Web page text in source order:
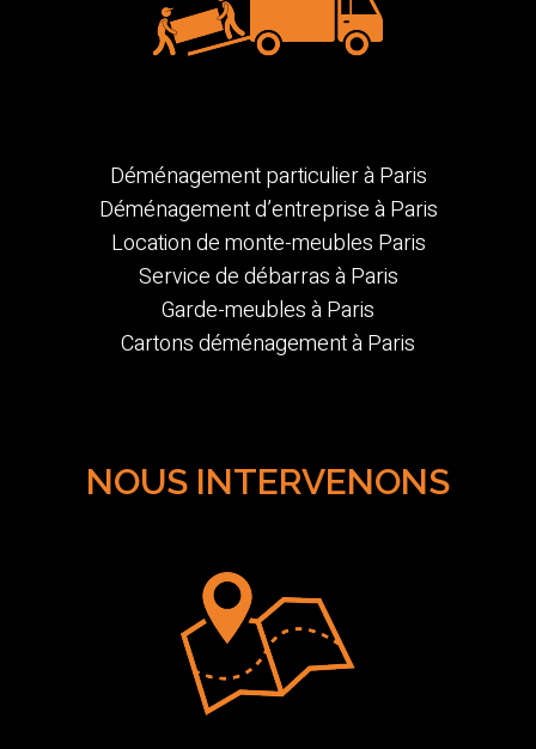
Déménagement particulier à Paris
Déménagement d’entreprise à Paris
Location de monte-meubles Paris
Service de débarras à Paris
Garde-meubles à Paris
Cartons déménagement à Paris
NOUS INTERVENONS